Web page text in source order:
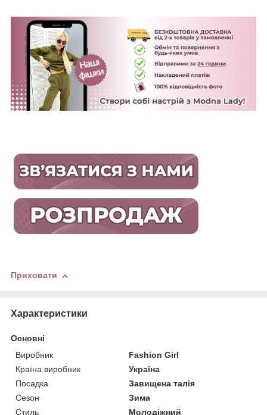
Приховати
Характеристики
Основні
Виробник
Fashion Girl
Країна виробник
Україна
Посадка
Завищена талія
Сезон
Зима
Стиль
Молодіжний